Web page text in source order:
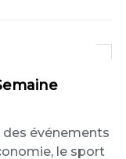
événements
le sport